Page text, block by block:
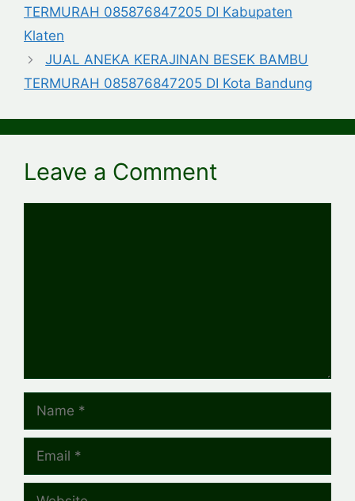
TERMURAH 085876847205 DI Kabupaten
Klaten
JUAL ANEKA KERAJINAN BESEK BAMBU
TERMURAH 085876847205 DI Kota Bandung
Leave a Comment
Name
Email
Website